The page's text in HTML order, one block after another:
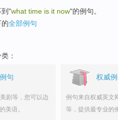
到"what time is it now"的例句。
全部例句
：
句
剧等，您可以边
美语。
权威
例句来自权威英文
等，提供最专业的